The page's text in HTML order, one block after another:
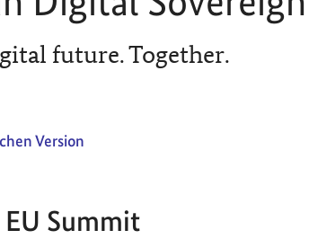
future. Together.
Version
Summit